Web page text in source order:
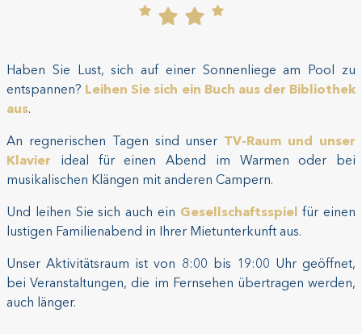
Haben Sie Lust, sich auf einer Sonnenliege am Pool zu
entspannen? Leihen Sie sich ein Buch aus der Bibliothek
aus.
An regnerischen Tagen sind unser TV-Raum und unser
Klavier ideal für einen Abend im Warmen oder bei
musikalischen Klängen mit anderen Campern.
Und leihen Sie sich auch ein Gesellschaftsspiel
für einen
lustigen Familienabend in Ihrer Mietunterkunft aus.
Unser Aktivitätsraum ist von 8:00 bis 19:00 Uhr geöffnet,
bei Veranstaltungen, die im Fernsehen übertragen werden,
auch länger.